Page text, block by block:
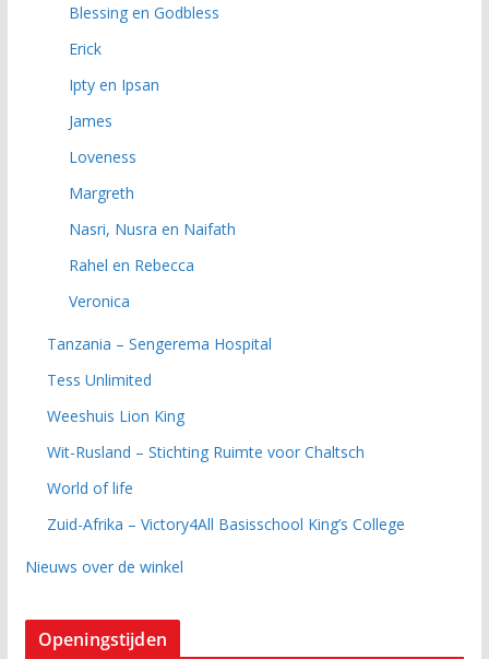
Blessing en Godbless
Erick
Ipty en Ipsan
James
Loveness
Margreth
Nasri, Nusra en Naifath
Rahel en Rebecca
Veronica
Tanzania – Sengerema Hospital
Tess Unlimited
Weeshuis Lion King
Wit-Rusland – Stichting Ruimte voor Chaltsch
World of life
Zuid-Afrika – Victory4All Basisschool King’s College
Nieuws over de winkel
Openingstijden